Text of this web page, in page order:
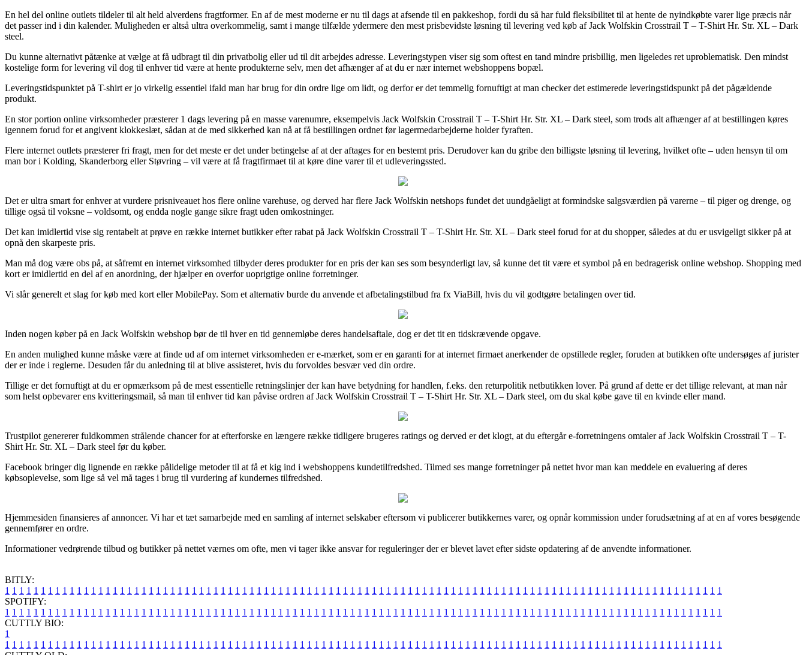
En hel del online outlets tildeler til alt held alverdens fragtformer. En af de mest moderne er nu til dags at afsende til en pakkeshop, fordi du så har fuld fleksibilitet til at hente de nyindkøbte varer lige præcis når
det passer ind i din kalender. Muligheden er altså ultra overkommelig, samt i mange tilfælde ydermere den mest prisbevidste løsning til levering ved køb af Jack Wolfskin Crosstrail T – T-Shirt Hr. Str. XL – Dark
steel.
Du kunne alternativt påtænke at vælge at få udbragt til din privatbolig eller ud til dit arbejdes adresse. Leveringstypen viser sig som oftest en tand mindre prisbillig, men ligeledes ret uproblematisk. Den mindst
kostelige form for levering vil dog til enhver tid være at hente produkterne selv, men det afhænger af at du er nær internet webshoppens bopæl.
Leveringstidspunktet på T-shirt er jo virkelig essentiel ifald man har brug for din ordre lige om lidt, og derfor er det temmelig fornuftigt at man checker det estimerede leveringstidspunkt på det pågældende
produkt.
En stor portion online virksomheder præsterer 1 dags levering på en masse varenumre, eksempelvis Jack Wolfskin Crosstrail T – T-Shirt Hr. Str. XL – Dark steel, som trods alt afhænger af at bestillingen køres
igennem forud for et angivent klokkeslæt, sådan at de med sikkerhed kan nå at få bestillingen ordnet før lagermedarbejderne holder fyraften.
Flere internet outlets præsterer fri fragt, men for det meste er det under betingelse af at der aftages for en bestemt pris. Derudover kan du gribe den billigste løsning til levering, hvilket ofte – uden hensyn til om
man bor i Kolding, Skanderborg eller Støvring – vil være at få fragtfirmaet til at køre dine varer til et udleveringssted.
Det er ultra smart for enhver at vurdere prisniveauet hos flere online varehuse, og derved har flere Jack Wolfskin netshops fundet det uundgåeligt at formindske salgsværdien på varerne – til piger og drenge, og
tillige også til voksne – voldsomt, og endda nogle gange sikre fragt uden omkostninger.
Det kan imidlertid vise sig rentabelt at prøve en række internet butikker efter rabat på Jack Wolfskin Crosstrail T – T-Shirt Hr. Str. XL – Dark steel forud for at du shopper, således at du er usvigeligt sikker på at
opnå den skarpeste pris.
Man må dog være obs på, at såfremt en internet virksomhed tilbyder deres produkter for en pris der kan ses som besynderligt lav, så kunne det tit være et symbol på en bedragerisk online webshop. Shopping med
kort er imidlertid en del af en anordning, der hjælper en overfor uoprigtige online forretninger.
Vi slår generelt et slag for køb med kort eller MobilePay. Som et alternativ burde du anvende et afbetalingstilbud fra fx ViaBill, hvis du vil godtgøre betalingen over tid.
Inden nogen køber på en Jack Wolfskin webshop bør de til hver en tid gennemløbe deres handelsaftale, dog er det tit en tidskrævende opgave.
En anden mulighed kunne måske være at finde ud af om internet virksomheden er e-mærket, som er en garanti for at internet firmaet anerkender de opstillede regler, foruden at butikken ofte undersøges af jurister
der er inde i reglerne. Desuden får du anledning til at blive assisteret, hvis du forvoldes besvær ved din ordre.
Tillige er det fornuftigt at du er opmærksom på de mest essentielle retningslinjer der kan have betydning for handlen, f.eks. den returpolitik netbutikken lover. På grund af dette er det tillige relevant, at man når
som helst opbevarer ens kvitteringsmail, så man til enhver tid kan påvise ordren af Jack Wolfskin Crosstrail T – T-Shirt Hr. Str. XL – Dark steel, om du skal købe gave til en kvinde eller mand.
Trustpilot genererer fuldkommen strålende chancer for at efterforske en længere række tidligere brugeres ratings og derved er det klogt, at du eftergår e-forretningens omtaler af Jack Wolfskin Crosstrail T – T-
Shirt Hr. Str. XL – Dark steel før du køber.
Facebook bringer dig lignende en række pålidelige metoder til at få et kig ind i webshoppens kundetilfredshed. Tilmed ses mange forretninger på nettet hvor man kan meddele en evaluering af deres
købsoplevelse, som lige så vel må tages i brug til vurdering af kundernes tilfredshed.
Hjemmesiden finansieres af annoncer. Vi har et tæt samarbejde med en samling af internet selskaber eftersom vi publicerer butikkernes varer, og opnår kommission under forudsætning af at en af vores besøgende
gennemfører en ordre.
Informationer vedrørende tilbud og butikker på nettet værnes om ofte, men vi tager ikke ansvar for reguleringer der er blevet lavet efter sidste opdatering af de anvendte informationer.
BITLY:
1 1 1 1 1 1 1 1 1 1 1 1 1 1 1 1 1 1 1 1 1 1 1 1 1 1 1 1 1 1 1 1 1 1 1 1 1 1 1 1 1 1 1 1 1 1 1 1 1 1 1 1 1 1 1 1 1 1 1 1 1 1 1 1 1 1 1 1 1 1 1 1 1 1 1 1 1 1 1 1 1 1 1 1 1 1 1 1 1 1 1 1 1 1 1 1 1 1 1 1
SPOTIFY:
1 1 1 1 1 1 1 1 1 1 1 1 1 1 1 1 1 1 1 1 1 1 1 1 1 1 1 1 1 1 1 1 1 1 1 1 1 1 1 1 1 1 1 1 1 1 1 1 1 1 1 1 1 1 1 1 1 1 1 1 1 1 1 1 1 1 1 1 1 1 1 1 1 1 1 1 1 1 1 1 1 1 1 1 1 1 1 1 1 1 1 1 1 1 1 1 1 1 1 1
CUTTLY BIO:
1
1 1 1 1 1 1 1 1 1 1 1 1 1 1 1 1 1 1 1 1 1 1 1 1 1 1 1 1 1 1 1 1 1 1 1 1 1 1 1 1 1 1 1 1 1 1 1 1 1 1 1 1 1 1 1 1 1 1 1 1 1 1 1 1 1 1 1 1 1 1 1 1 1 1 1 1 1 1 1 1 1 1 1 1 1 1 1 1 1 1 1 1 1 1 1 1 1 1 1 1